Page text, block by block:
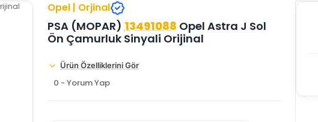
Opel | Orjinal
PSA (MOPAR)13491088 Opel Astra J Sol
Ön Çamurluk Sinyali Orijinal
Ürün Özelliklerini Gör
0 - Yorum Yap